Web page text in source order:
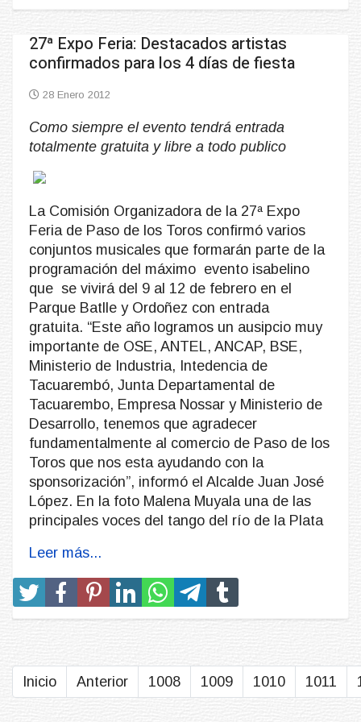
27ª Expo Feria: Destacados artistas
confirmados para los 4 días de fiesta
28 Enero 2012
Como siempre el evento tendrá entrada
totalmente gratuita y libre a todo publico
La Comisión Organizadora de la 27ª Expo
Feria de Paso de los Toros confirmó varios
conjuntos musicales que formarán parte de la
programación del máximo evento isabelino
que se vivirá del 9 al 12 de febrero en el
Parque Batlle y Ordoñez con entrada
gratuita. “Este año logramos un ausipcio muy
importante de OSE, ANTEL, ANCAP, BSE,
Ministerio de Industria, Intedencia de
Tacuarembó, Junta Departamental de
Tacuarembo, Empresa Nossar y Ministerio de
Desarrollo, tenemos que agradecer
fundamentalmente al comercio de Paso de los
Toros que nos esta ayudando con la
sponsorización”, informó el Alcalde Juan José
López. En la foto Malena Muyala una de las
principales voces del tango del río de la Plata
Leer más...
Inicio Anterior 1008 1009 1010 1011